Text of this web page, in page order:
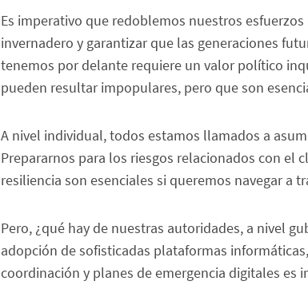
Es imperativo que redoblemos nuestros
invernadero y garantizar que las generaciones
tenemos por delante requiere un valor político
pueden resultar impopulares, pero que son
A nivel individual, todos estamos llamados a
Prepararnos para los riesgos relacionados con el
resiliencia son esenciales si queremos navegar a
Pero, ¿qué hay de nuestras autoridades, a nivel
adopción de sofisticadas plataformas
coordinación y planes de emergencia digitales es